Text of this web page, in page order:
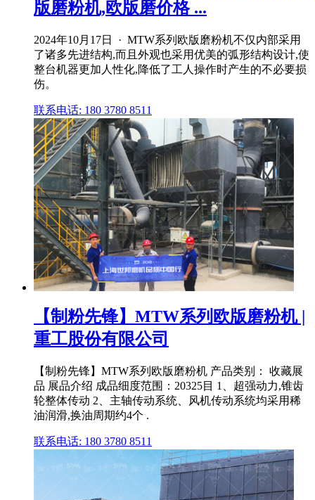
版磨粉机,欧版磨价格 ...
2024年10月17日 · MTW系列欧版磨粉机不仅内部采用
了诸多先进结构,而且外观也采用优美的弧形结构设计,使
整台机器更加人性化,降低了工人操作时产生的不必要损
伤。
联系电话: 180 3780 8511
【制粉先锋】MTW系列欧版磨粉机 |
重工股份有限公司
【制粉先锋】MTW系列欧版磨粉机 产品类别： 收藏展
品 展品介绍 成品细度范围：20325目 1、超强动力,锥齿
轮整体传动 2、主轴传动系统、风机传动系统均采用稀
油润滑,换油周期约4个 .
联系电话: 180 3780 8511